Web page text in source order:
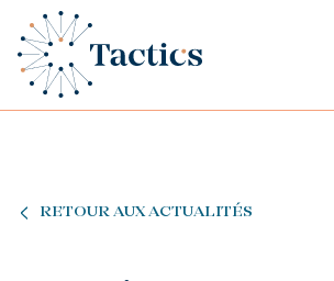
RETOUR AUX ACTUALITÉS